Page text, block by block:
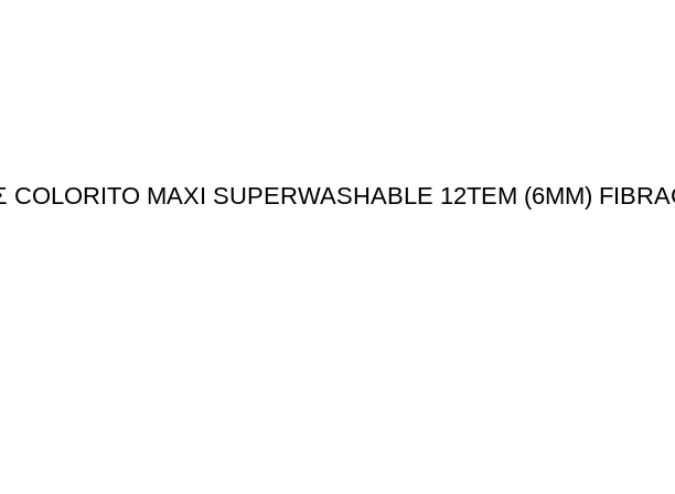
MAXI SUPERWASHABLE 12ΤΕΜ (6MM)